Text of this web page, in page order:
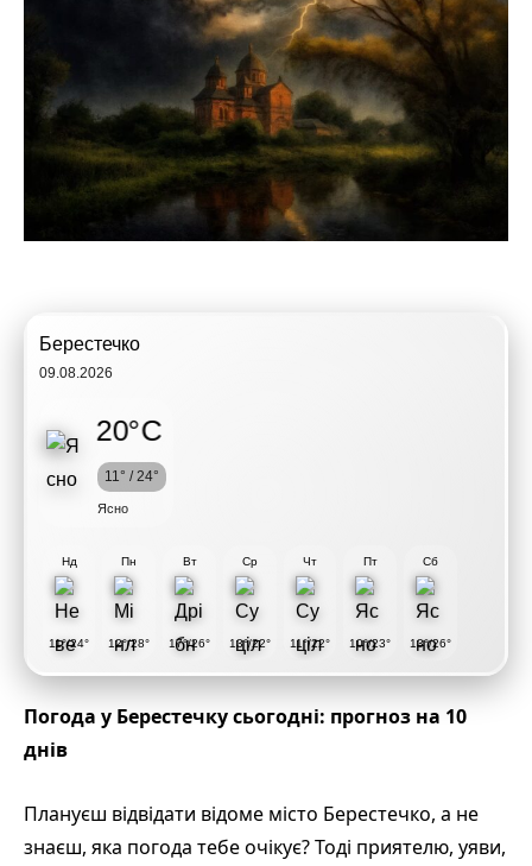
Берестечко
09.08.2026
20°C
11° / 24°
Ясно
Нд
11°/24°
Пн
12°/28°
Вт
17°/26°
Ср
13°/22°
Чт
11°/22°
Пт
10°/23°
Сб
13°/26°
Погода у Берестечку сьогодні: прогноз на 10
днів
Плануєш відвідати відоме місто Берестечко, а не
знаєш, яка погода тебе очікує? Тоді приятелю, уяви,